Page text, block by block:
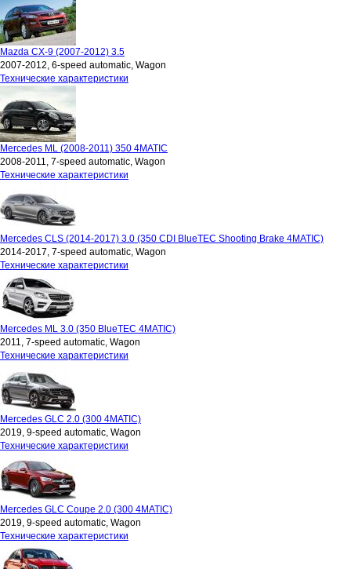
Mazda CX-9 (2007-2012) 3.5
2007-2012, 6-speed automatic, Wagon
Технические характеристики
Mercedes ML (2008-2011) 350 4MATIC
2008-2011, 7-speed automatic, Wagon
Технические характеристики
Mercedes CLS (2014-2017) 3.0 (350 CDI BlueTEC Shooting Brake 4MATIC)
2014-2017, 7-speed automatic, Wagon
Технические характеристики
Mercedes ML 3.0 (350 BlueTEC 4MATIC)
2011, 7-speed automatic, Wagon
Технические характеристики
Mercedes GLC 2.0 (300 4MATIC)
2019, 9-speed automatic, Wagon
Технические характеристики
Mercedes GLC Coupe 2.0 (300 4MATIC)
2019, 9-speed automatic, Wagon
Технические характеристики